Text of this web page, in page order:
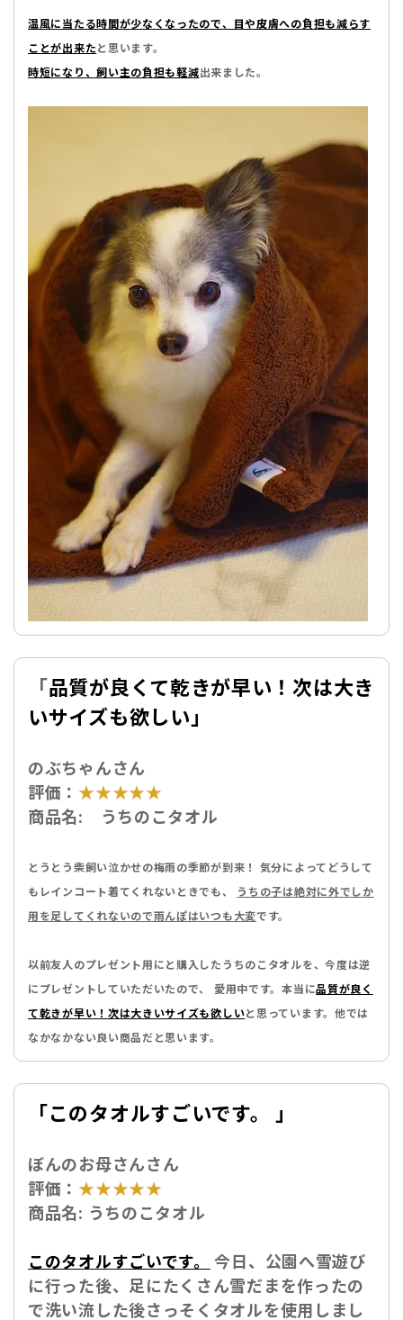
温風に当たる時間が少なくなったので、目や皮膚への負担も減らす
ことが出来たと思います。
時短になり、飼い主の負担も軽減出来ました。
「品質が良くて乾きが早い！次は大き
いサイズも欲しい」
のぶちゃんさん
評価： ★★★★★
商品名: うちのこタオル
とうとう柴飼い泣かせの梅雨の季節が到来！ 気分によってどうして
もレインコート着てくれないときでも、 うちの子は絶対に外でしか
用を足してくれないので雨んぽはいつも大変です。
以前友人のプレゼント用にと購入したうちのこタオルを、今度は逆
にプレゼントしていただいたので、 愛用中です。本当に品質が良く
て乾きが早い！次は大きいサイズも欲しいと思っています。他では
なかなかない良い商品だと思います。
「このタオルすごいです。 」
ぼんのお母さんさん
評価： ★★★★★
商品名: うちのこタオル
このタオルすごいです。
今日、公園へ雪遊び
に行った後、足にたくさん雪だまを作ったの
で洗い流した後さっそくタオルを使用しまし